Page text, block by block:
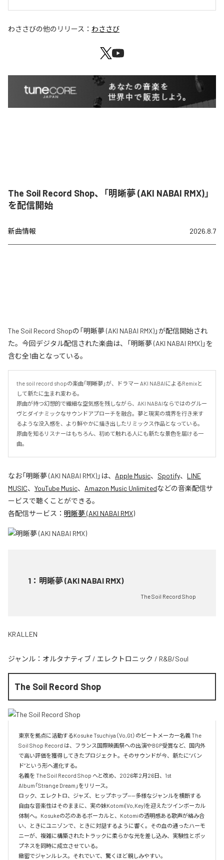
わささびの他のリリース： わささび
The Soil Record Shop、「明晰夢 (AKI NABAI RMX)」
を配信開始
新曲情報 2026.8.7
The Soil Record Shopの「明晰夢 (AKI NABAI RMX)」が配信開始され
た。今回デジタル配信された楽曲は、「明晰夢 (AKI NABAI RMX)」を
含む全1曲となっている。
the soil record shopの楽曲「明晰夢」が、ドラマー AKI NABAIによるRemixと
して新たに生まれ変わる。
原曲が持つ幻想的で繊細な空気感を残しながら、AKI NABAIならではのグルー
ヴとダイナミックなサウンドアプローチを融合。夢と現実の境界を行き来す
るような没入感を、より鮮やかに描き出したリミックス作品となっている。
原曲を知るリスナーはもちろん、初めて触れる人にも新たな景色を届ける一
曲。
なお「明晰夢 (AKI NABAI RMX)」は、 Apple Music、 Spotify、 LINE
MUSIC、 YouTube Music、 Amazon Music Unlimitedなどの音楽配信サ
ービスで聴くことができる。
各配信サービス： 明晰夢 (AKI NABAI RMX)
1 ： 明晰夢 (AKI NABAI RMX)
The Soil Record Shop
KRALLEN
ジャンル： オルタナティブ / エレクトロニック / R&B/Soul
The Soil Record Shop
東京を拠点に活動するKosuke Tsuchiya（Vo,Gt）のビートメーカー名義 The
Soil Shop Record は、フランス国際映画祭への出演やBGP受賞など、国内外
で高い評価を獲得してきたプロジェクト。そのサウンドが今、新たに“バン
ド”という形へ進化する。
名義を The Soil Record Shop へと改め、2026年2月26日、1st
Album「Strange Dream」をリリース。
ロック、エレクトロ、ジャズ、ヒップホップ——多様なジャンルを横断する
自由な音楽性はそのままに、実の妹Kotomi(Vo,Key)を迎えたツインボーカル
体制へ。Kosukeの芯のあるボーカルと、Kotomiの透明感ある歌声が絡み合
い、ときにユニゾンで、ときに対話するように響く。その血の通ったハーモ
ニーが、複雑に構築されたトラックに柔らかな光を差し込み、実験性とポッ
プネスを同時に成立させている。
緻密でジャンルレス。それでいて、驚くほど親しみやすい。